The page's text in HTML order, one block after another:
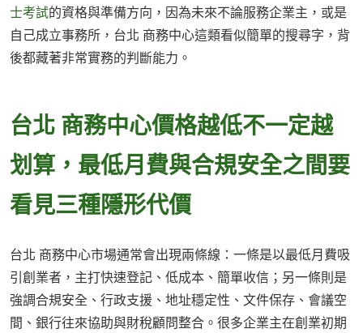
士考試的資格與準備方向，因為未來不論服務企業主，或是
自己成立事務所，台北 商務中心這類看似簡單的搜尋字，背
後都藏著非常實務的判斷能力。
台北 商務中心價格越低不一定越
划算，最低月費與合規安全之間要
看見三種隱形代價
台北 商務中心市場通常會出現兩條線：一條是以最低月費吸
引創業者，主打快速登記、低成本、簡單收信；另一條則是
強調合規安全、行政支援、地址穩定性、文件保存、會議空
間、銀行往來協助與財稅顧問整合。很多企業主在創業初期